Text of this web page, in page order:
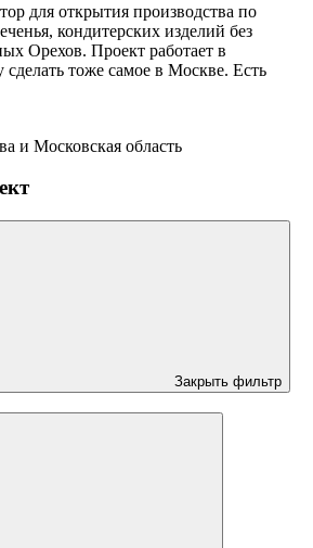
для открытия производства по
кондитерских изделий без
Орехов. Проект работает в
сделать тоже самое в Москве. Есть
и Московская область
Закрыть фильтр